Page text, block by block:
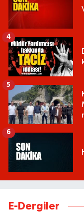
4
5
6
E-Dergiler